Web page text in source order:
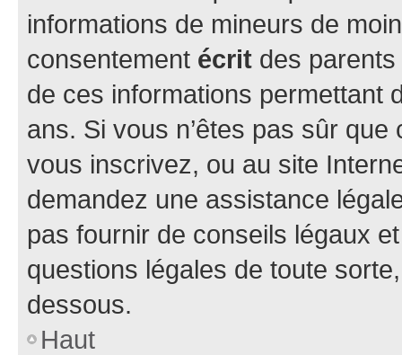
informations de mineurs de
consentement écrit des parents
de ces informations permettant
ans. Si vous n’êtes pas sûr
vous inscrivez, ou au site
demandez une assistance
pas fournir de conseils légaux
questions légales de toute
dessous.
Haut